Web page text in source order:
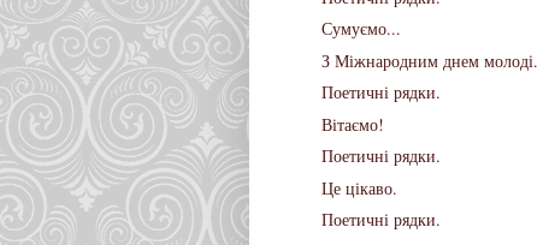
Сумуємо...
З Міжнародним днем молоді.
Поетичні рядки.
Вітаємо!
Поетичні рядки.
Це цікаво.
Поетичні рядки.